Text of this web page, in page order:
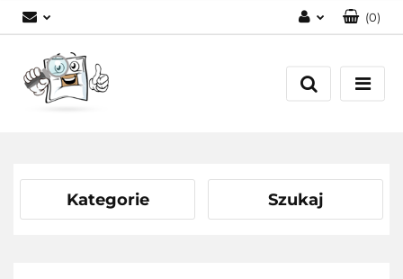
Zarejestruj się
(0)
Kategorie Szukaj